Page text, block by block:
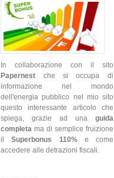
In collaborazione con il sito
Papernest che si occupa di
informazione nel mondo
dell'energia pubblico nel mio sito
questo interessante articolo che
spiega, grazie ad una guida
completa ma di semplice fruizione
ilSuperbonus 110%e come
accedere alle detrazioni fiscali.